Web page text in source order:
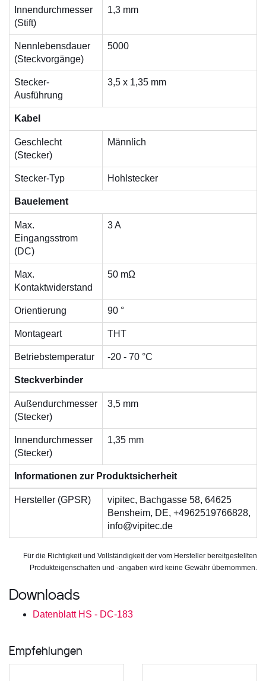
Innendurchmesser
(Stift)
1,3 mm
Nennlebensdauer
(Steckvorgänge)
5000
Stecker-
Ausführung
3,5 x 1,35 mm
Kabel
Geschlecht
(Stecker)
Männlich
Stecker-Typ Hohlstecker
Bauelement
Max.
Eingangsstrom
(DC)
3 A
Max.
Kontaktwiderstand
50 mΩ
Orientierung 90 °
Montageart THT
Betriebstemperatur -20 - 70 °C
Steckverbinder
Außendurchmesser
(Stecker)
3,5 mm
Innendurchmesser
(Stecker)
1,35 mm
Informationen zur Produktsicherheit
Hersteller (GPSR)
vipitec, Bachgasse 58, 64625
Bensheim, DE, +4962519766828,
info@vipitec.de
Für die Richtigkeit und Vollständigkeit der vom Hersteller bereitgestellten
Produkteigenschaften und -angaben wird keine Gewähr übernommen.
Downloads
Datenblatt HS - DC-183
Empfehlungen